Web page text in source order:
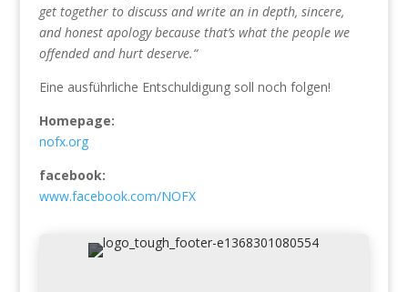
get together to discuss and write an in depth, sincere,
and honest apology because that’s what the people we
offended and hurt deserve.“
Eine ausführliche Entschuldigung soll noch folgen!
Homepage:
nofx.org
facebook:
www.facebook.com/NOFX